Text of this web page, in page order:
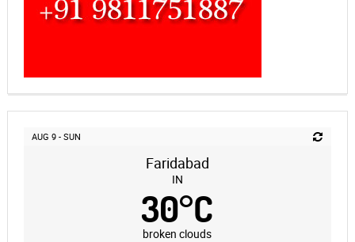
AUG 9 - SUN
Faridabad
IN
30°C
broken clouds